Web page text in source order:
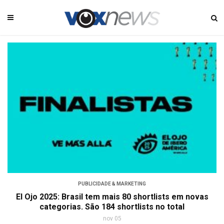
PUBLICIDADE & MARKETING
El Ojo 2025: Brasil tem mais 80 shortlists em novas
categorias. São 184 shortlists no total
nov 05